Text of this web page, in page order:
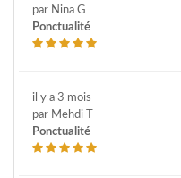
par Nina G
Ponctualité
il y a 3 mois
par Mehdi T
Ponctualité